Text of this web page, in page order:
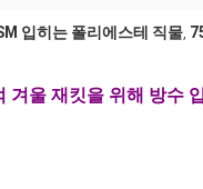
입히는 폴리에스테 직물,
겨울 재킷을 위해 방수